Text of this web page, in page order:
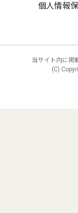
個人情報
当サイト内に掲
(C)